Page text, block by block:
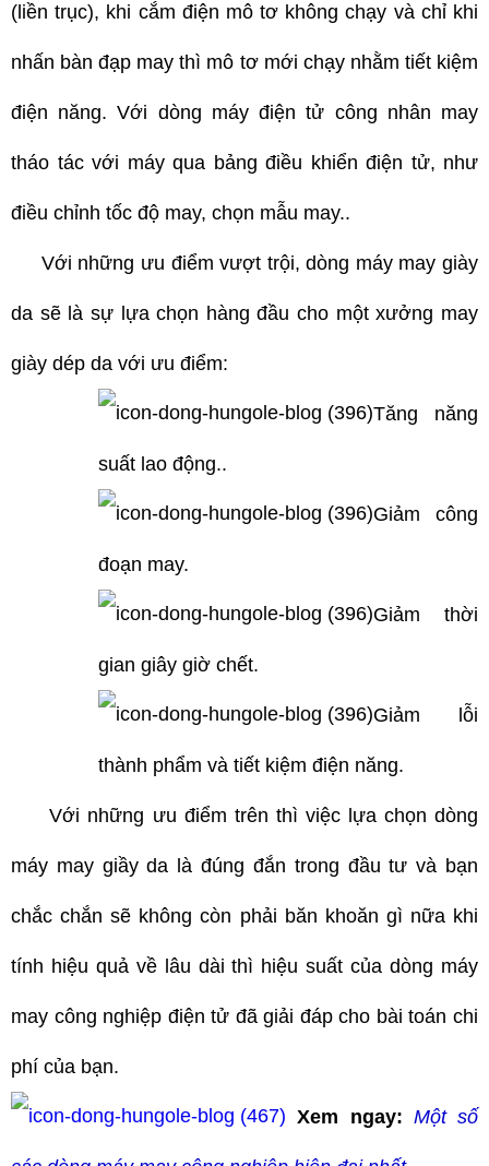
(liền trục), khi cắm điện mô tơ không chạy và chỉ khi
nhấn bàn đạp may thì mô tơ mới chạy nhằm tiết kiệm
điện năng. Với dòng máy điện tử công nhân may
tháo tác với máy qua bảng điều khiển điện tử, như
điều chỉnh tốc độ may, chọn mẫu may..
Với những ưu điểm vượt trội, dòng máy may giày
da sẽ là sự lựa chọn hàng đầu cho một xưởng may
giày dép da với ưu điểm:
Tăng năng
suất lao động..
Giảm công
đoạn may.
Giảm thời
gian giây giờ chết.
Giảm lỗi
thành phẩm và tiết kiệm điện năng.
Với những ưu điểm trên thì việc lựa chọn dòng
máy may giầy da là đúng đắn trong đầu tư và bạn
chắc chắn sẽ không còn phải băn khoăn gì nữa khi
tính hiệu quả về lâu dài thì hiệu suất của dòng máy
may công nghiệp điện tử đã giải đáp cho bài toán chi
phí của bạn.
Xem ngay: Một số